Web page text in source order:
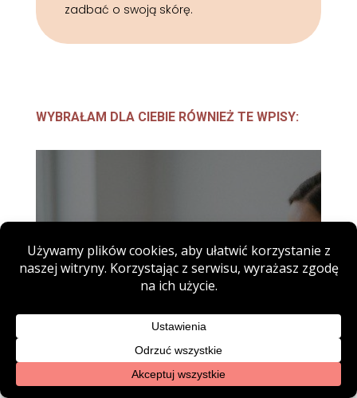
zadbać o swoją skórę.
WYBRAŁAM DLA CIEBIE RÓWNIEŻ TE WPISY:
WOLUMETRIA TWARZY –
NOWOCZESNA METODA
ODMŁADZANIA TWARZY BEZ
SKALPELA
Współczesna medycyna estetyczna
stawia na metody, które poprawiają
wygląd w subtelny i bezpieczny...